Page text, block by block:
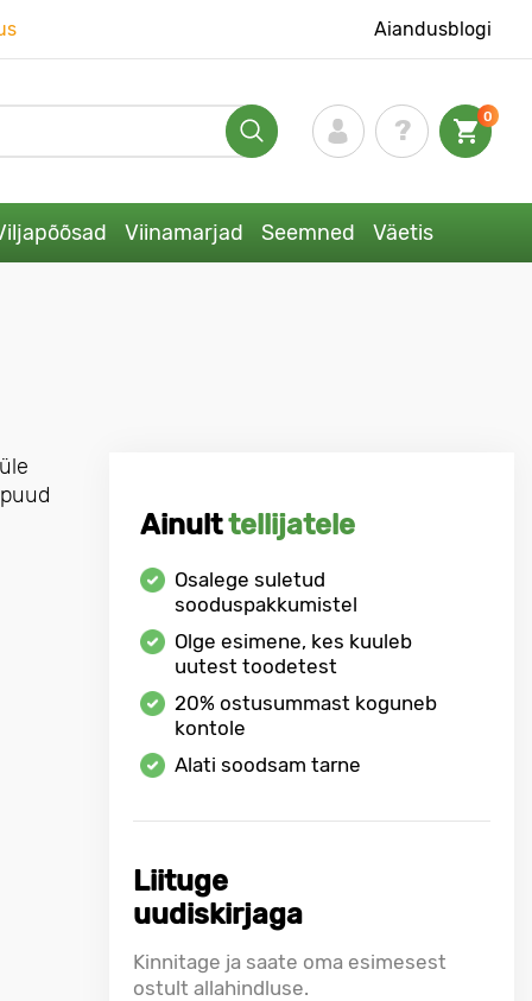
Aiandusblogi
0
Viinamarjad Seemned Väetis
Ainulttellijatele
Osalege suletud
sooduspakkumistel
Olge esimene, kes kuuleb
uutest toodetest
20% ostusummast koguneb
kontole
Alati soodsam tarne
Liituge
uudiskirjaga
Kinnitage ja saate oma esimesest
ostult allahindluse.